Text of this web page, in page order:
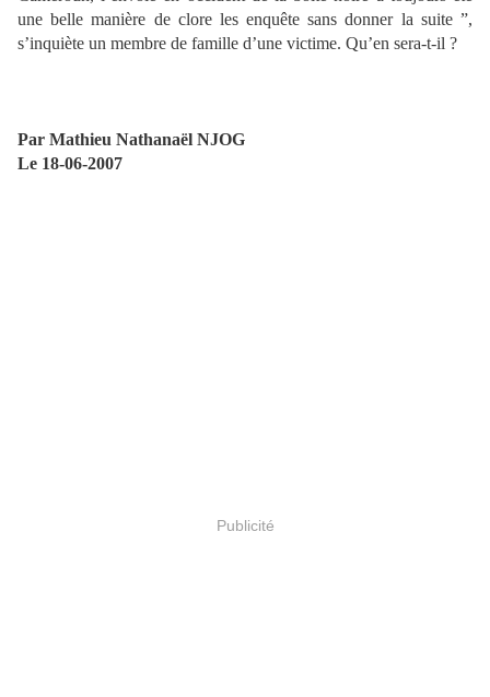
une belle manière de clore les enquête sans donner la suite ”,
s’inquiète un membre de famille d’une victime. Qu’en sera-t-il ?
Par Mathieu Nathanaël NJOG
Le 18-06-2007
Publicité